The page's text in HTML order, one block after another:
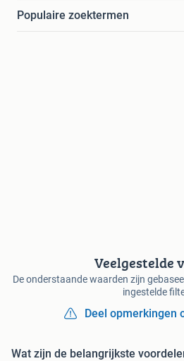
Populaire zoektermen
Veelgestelde
De onderstaande waarden zijn
ingestelde
Deel opmerkingen
Wat zijn de belangrijkste